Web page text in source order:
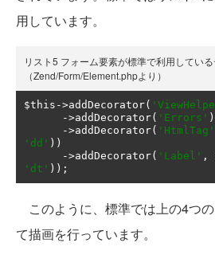
用しています。
リスト5 フォーム要素が標準で利用してい
（Zend/Form/Element.phpより）
$this ->addDecorator(
->addDecorator( 'Errors' )
->addDecorator( 'HtmlTag'
'dd' ))
->addDecorator( 'Label' ,
'dt' ));
このように、標準では上の4つ
て描画を行っています。